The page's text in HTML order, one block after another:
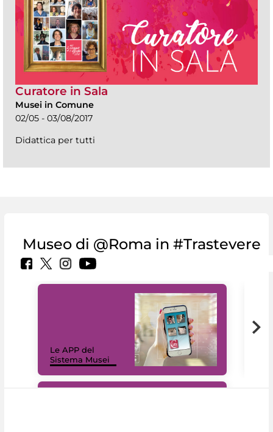
Curatore in Sala
Musei in Comune
02/05 - 03/08/2017
Didattica per tutti
Museo di @Roma in #Trastevere
Le APP del
Sistema Musei